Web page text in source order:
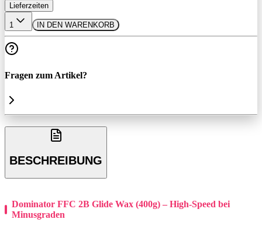
Lieferzeiten
1 IN DEN WARENKORB
Fragen zum Artikel?
BESCHREIBUNG
Dominator FFC 2B Glide Wax (400g) – High-Speed bei
Minusgraden